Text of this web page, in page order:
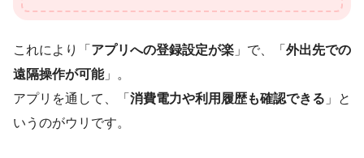
これにより「 アプリへの登録設定が楽 」で、「 外出先での
遠隔操作が可能」。
アプリを通して、「 消費電力や利用履歴も確認できる 」と
いうのがウリです。